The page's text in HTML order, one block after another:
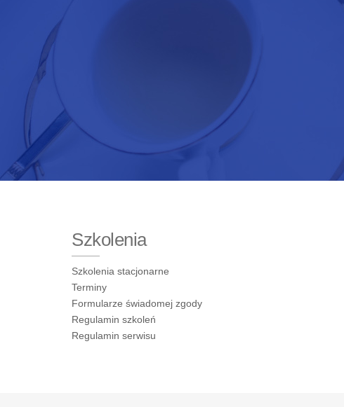
Szkolenia
Szkolenia stacjonarne
Terminy
Formularze świadomej zgody
Regulamin szkoleń
Regulamin serwisu